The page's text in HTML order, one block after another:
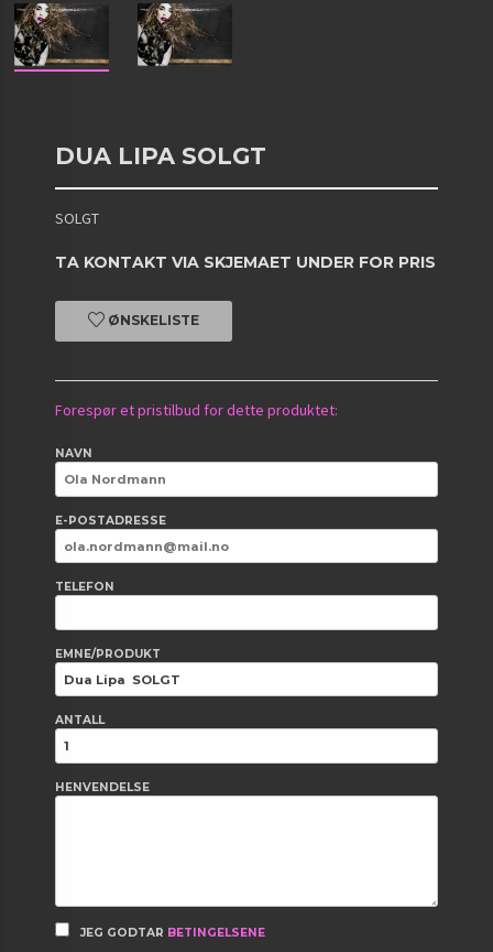
DUA LIPA SOLGT
SOLGT
TA KONTAKT VIA SKJEMAET UNDER FOR PRIS
ØNSKELISTE
Forespør et pristilbud for dette produktet:
NAVN
E-POSTADRESSE
TELEFON
EMNE/PRODUKT
ANTALL
HENVENDELSE
JEG GODTAR BETINGELSENE